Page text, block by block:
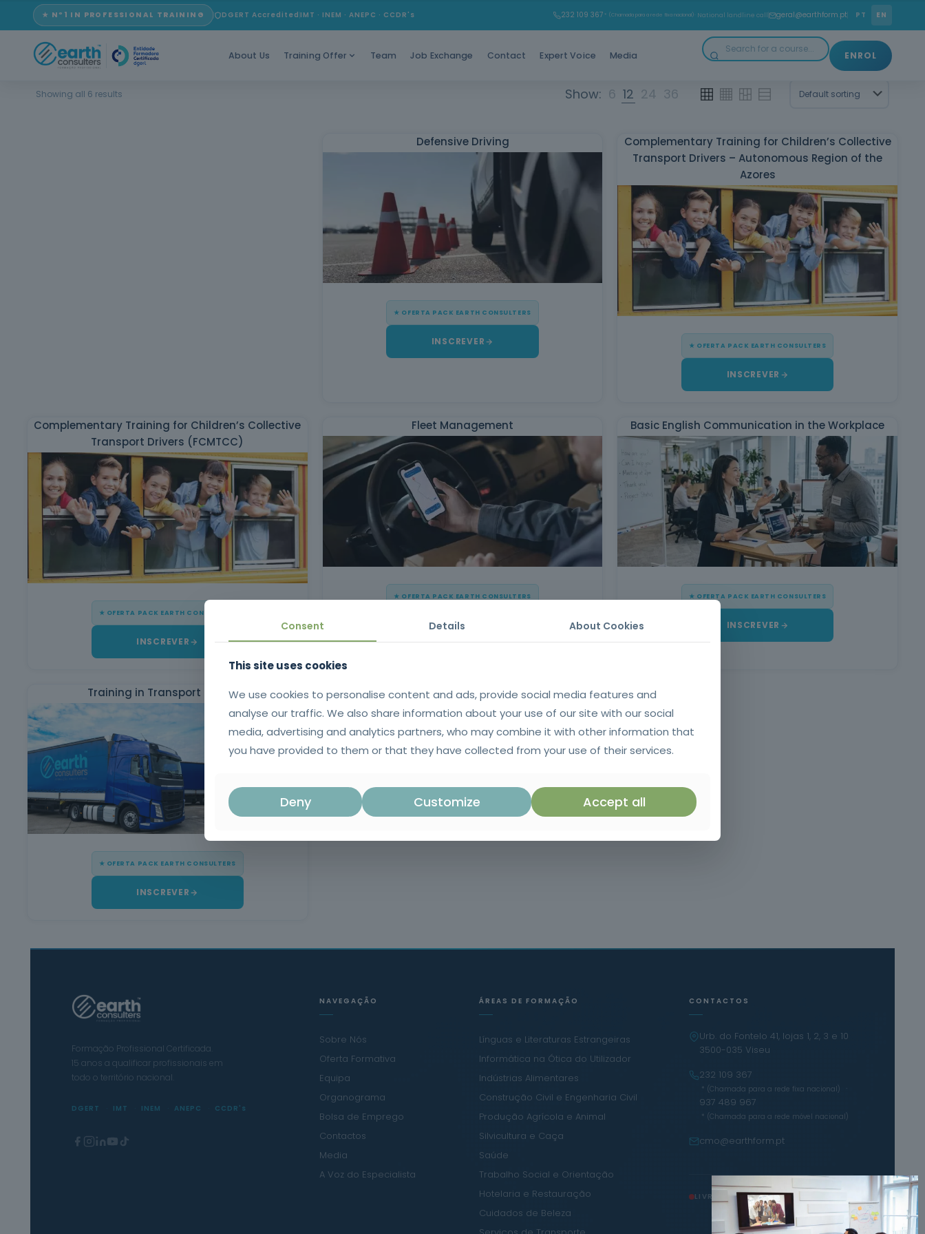
★ Nº1 IN PROFESSIONAL TRAINING DGERT Accredited IMT · INEM · ANEPC · CCDR's 232 109 367 * (Chamada para a rede fixa nacional) · National landline call geral@earthform.pt PT EN
About Us Training Offer Team Job Exchange Contact Expert Voice Media ENROL
Showing all 6 results Show: 6 12 24 36
Defensive Driving
★ OFERTA PACK EARTH CONSULTERS
INSCREVER
Complementary Training for Children’s Collective
Transport Drivers – Autonomous Region of the
Azores
★ OFERTA PACK EARTH CONSULTERS
INSCREVER
Complementary Training for Children’s Collective
Transport Drivers (FCMTCC)
★ OFERTA PACK EARTH CONSULTERS
INSCREVER
Fleet Management
★ OFERTA PACK EARTH CONSULTERS
INSCREVER
Basic English Communication in the Workplace
★ OFERTA PACK EARTH CONSULTERS
INSCREVER
Training in Transport Services
★ OFERTA PACK EARTH CONSULTERS
INSCREVER
Formação Profissional Certificada.
15 anos a qualificar profissionais em
todo o território nacional.
DGERT IMT INEM ANEPC CCDR's
NAVEGAÇÃO
Sobre Nós
Oferta Formativa
Equipa
Organograma
Bolsa de Emprego
Contactos
Media
A Voz do Especialista
ÁREAS DE FORMAÇÃO
Línguas e Literaturas Estrangeiras
Informática na Ótica do Utilizador
Indústrias Alimentares
Construção Civil e Engenharia Civil
Produção Agrícola e Animal
Silvicultura e Caça
Saúde
Trabalho Social e Orientação
Hotelaria e Restauração
Cuidados de Beleza
CONTACTOS
Urb. do Fontelo 41, lojas 1, 2, 3 e 10
3500-035 Viseu
232 109 367
* (Chamada para a rede fixa nacional)
937 489 967
* (Chamada para a rede móvel nacional)
cmo@earthform.pt
LIVRO DE RECLAMAÇÕES
Consent Details About Cookies
This site uses cookies
We use cookies to personalise content and ads, provide social media features and
analyse our traffic. We also share information about your use of our site with our social
media, advertising and analytics partners, who may combine it with other information that
you have provided to them or that they have collected from your use of their services.
Deny Customize Accept all